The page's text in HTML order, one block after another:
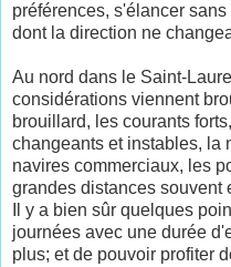
préférences, s'élancer
dont la direction ne
Au nord dans le Saint-
considérations viennent
brouillard, les courants
changeants et instables, la
navires commerciaux, les
grandes distances souvent
Il y a bien sûr quelques
journées avec une durée
plus; et de pouvoir profiter